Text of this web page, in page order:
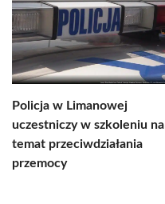
Policja w Limanowej
uczestniczy w szkoleniu na
temat przeciwdziałania
przemocy